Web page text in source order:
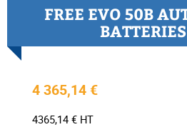
FREE EVO 50B
4 365,14 €
4365,14 € HT